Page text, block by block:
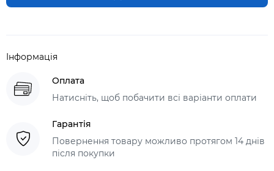
Інформація
Оплата
Натисніть, щоб побачити всі варіанти оплати
Гарантія
Повернення товару можливо протягом 14 днів
після покупки